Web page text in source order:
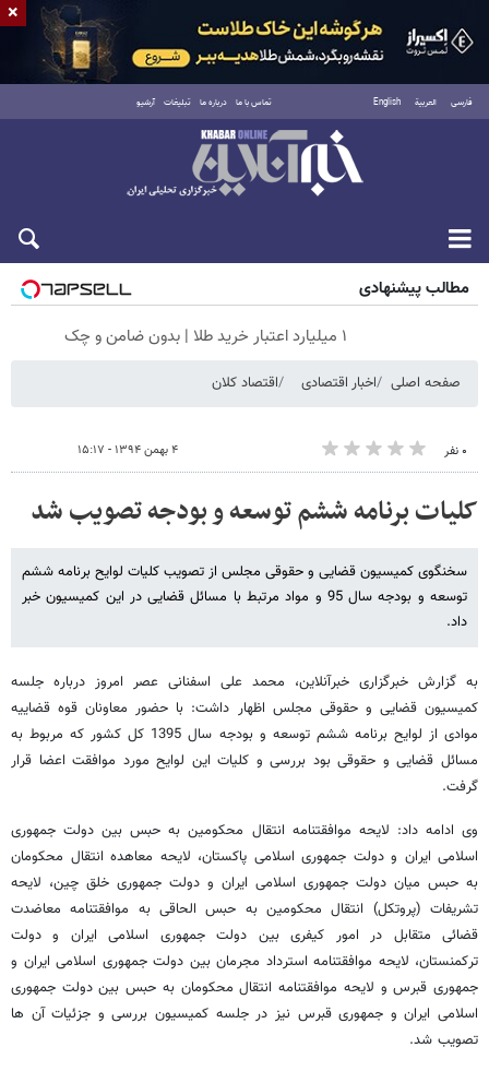
فارسی العربية English تماس با ما درباره ما تبلیغات آرشیو
جمعه ۱۶ مرداد ۱۴۰۵
مطالب پیشنهادی
۱ میلیارد اعتبار خرید طلا | بدون ضامن و چک
صفحه اصلی اخبار اقتصادی اقتصاد کلان
۰ نفر ۴ بهمن ۱۳۹۴ - ۱۵:۱۷
کلیات برنامه ششم توسعه و بودجه تصویب شد
سخنگوی کمیسیون قضایی و حقوقی مجلس از تصویب کلیات لوایح برنامه ششم
توسعه و بودجه سال 95 و مواد مرتبط با مسائل قضایی در این کمیسیون خبر
داد.
به گزارش خبرگزاری خبرآنلاین، محمد علی اسفنانی عصر امروز درباره جلسه
کمیسیون قضایی و حقوقی مجلس اظهار داشت: با حضور معاونان قوه قضاییه
موادی از لوایح برنامه ششم توسعه و بودجه سال 1395 کل کشور که مربوط به
مسائل قضایی و حقوقی بود بررسی و کلیات این لوایح مورد موافقت اعضا قرار
گرفت.
وی ادامه داد: لایحه موافقتنامه انتقال محکومین به حبس بین دولت جمهوری
اسلامی ایران و دولت جمهوری اسلامی پاکستان، لایحه معاهده انتقال محکومان
به حبس میان دولت جمهوری اسلامی ایران و دولت جمهوری خلق چین، لایحه
تشریفات (پروتکل) انتقال محکومین به حبس الحاقی به موافقتنامه معاضدت
قضائی متقابل در امور کیفری بین دولت جمهوری اسلامی ایران و دولت
ترکمنستان، لایحه موافقتنامه استرداد مجرمان بین دولت جمهوری اسلامی ایران و
جمهوری قبرس و لایحه موافقتنامه انتقال محکومان به حبس بین دولت جمهوری
اسلامی ایران و جمهوری قبرس نیز در جلسه کمیسیون بررسی و جزئیات آن ها
تصویب شد.
×